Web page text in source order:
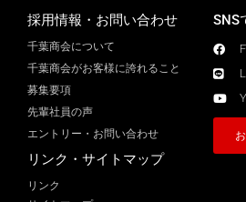
採用情報・お問い合わせ
千葉商会について
千葉商会がお客様に誇れること​
募集要項
先輩社員の声
エントリー・お問い合わせ
リンク・サイトマップ
リンク
SNS